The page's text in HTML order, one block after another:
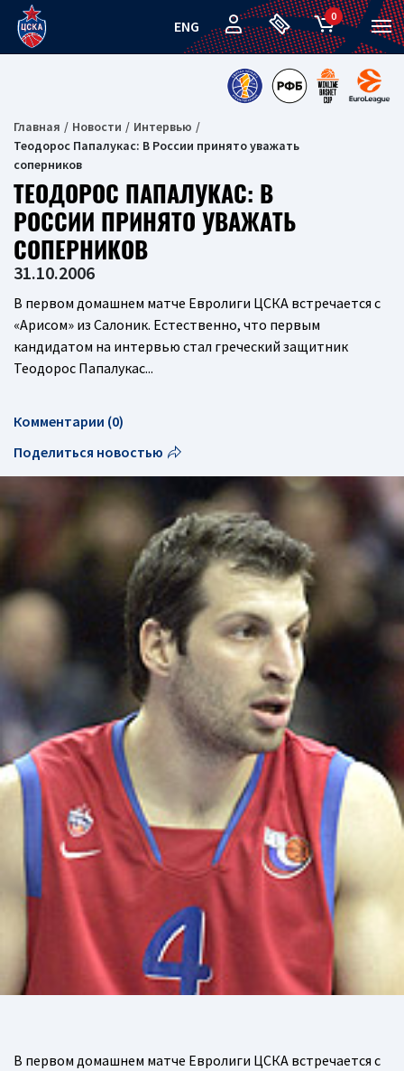
ENG
0
Главная Новости
Интервью
Теодорос Папалукас: В России принято уважать
соперников
ТЕОДОРОС ПАПАЛУКАС: В
РОССИИ ПРИНЯТО УВАЖАТЬ
СОПЕРНИКОВ
31.10.2006
В первом домашнем матче Евролиги ЦСКА встречается с
«Арисом» из Салоник. Естественно, что первым
кандидатом на интервью стал греческий защитник
Теодорос Папалукас...
Комментарии (0)
Поделиться новостью
В первом домашнем матче Евролиги ЦСКА встречается с